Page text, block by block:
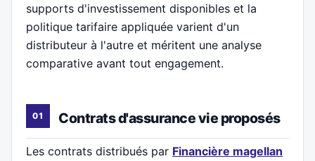
supports d'investissement disponibles et la
politique tarifaire appliquée varient d'un
distributeur à l'autre et méritent une analyse
comparative avant tout engagement.
Contrats d'assurance vie proposés
Les contrats distribués par Financière magellan